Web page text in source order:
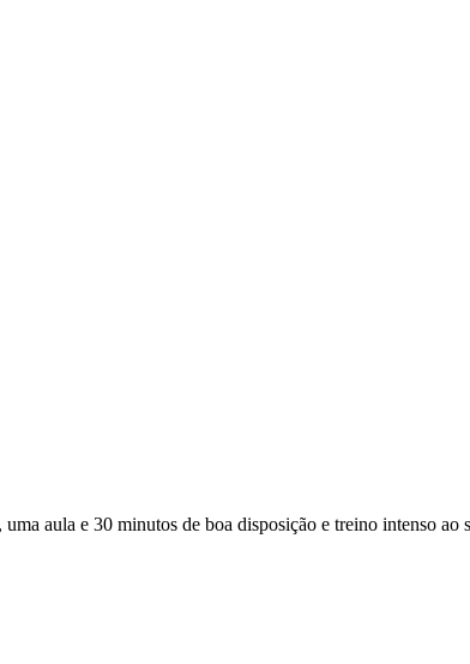
aula e 30 minutos de boa disposição e treino intenso ao